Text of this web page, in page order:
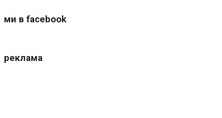
ми в facebook
реклама